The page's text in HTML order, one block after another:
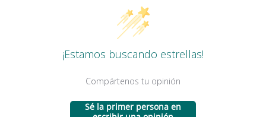
¡Estamos buscando estrellas!
Compártenos tu opinión
Sé la primer persona en